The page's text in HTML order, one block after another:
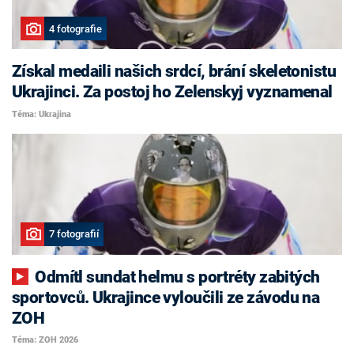
4 fotografie
Získal medaili našich srdcí, brání skeletonistu
Ukrajinci. Za postoj ho Zelenskyj vyznamenal
Téma: Ukrajina
7 fotografií
Odmítl sundat helmu s portréty zabitých
sportovců. Ukrajince vyloučili ze závodu na
ZOH
Téma: ZOH 2026